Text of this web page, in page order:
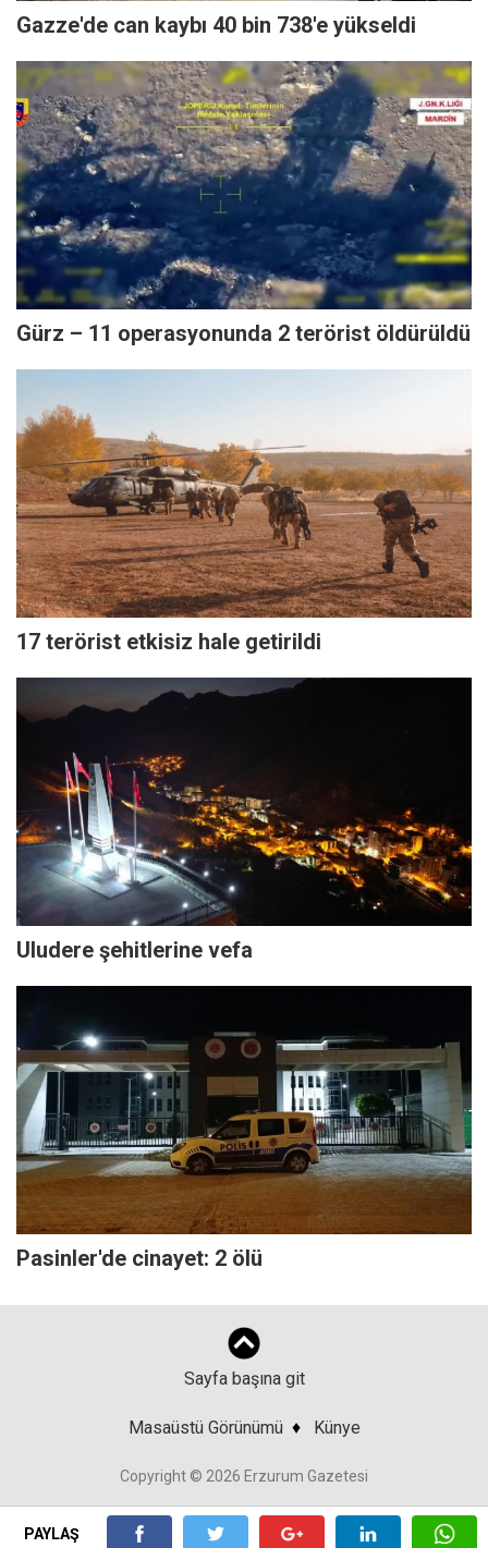
PAYLAŞ
Gazze'de can kaybı 40 bin 738'e yükseldi
Gürz – 11 operasyonunda 2 terörist öldürüldü
17 terörist etkisiz hale getirildi
Uludere şehitlerine vefa
Pasinler'de cinayet: 2 ölü
Sayfa başına git
Masaüstü Görünümü ♦ Künye
Copyright © 2026 Erzurum Gazetesi